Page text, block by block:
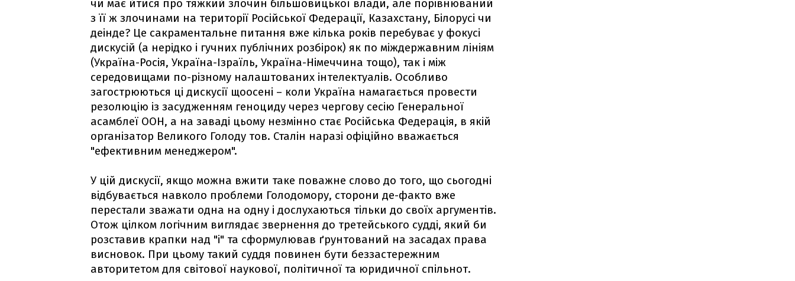
чи має йтися про тяжкий злочин більшовицької влади, але порівнюваний
з її ж злочинами на території Російської Федерації, Казахстану, Білорусі чи
деінде? Це сакраментальне питання вже кілька років перебуває у фокусі
дискусій (а нерідко і гучних публічних розбірок) як по міждержавним лініям
(Україна-Росія, Україна-Ізраїль, Україна-Німеччина тощо), так і між
середовищами по-різному налаштованих інтелектуалів. Особливо
загострюються ці дискусії щоосені – коли Україна намагається провести
резолюцію із засудженням геноциду через чергову сесію Генеральної
асамблеї ООН, а на заваді цьому незмінно стає Російська Федерація, в якій
організатор Великого Голоду тов. Сталін наразі офіційно вважається
"ефективним менеджером".
У цій дискусії, якщо можна вжити таке поважне слово до того, що сьогодні
відбувається навколо проблеми Голодомору, сторони де-факто вже
перестали зважати одна на одну і дослухаються тільки до своїх аргументів.
Отож цілком логічним виглядає звернення до третейського судді, який би
розставив крапки над "і" та сформулював ґрунтований на засадах права
висновок. При цьому такий суддя повинен бути беззастережним
авторитетом для світової наукової, політичної та юридичної спільнот.